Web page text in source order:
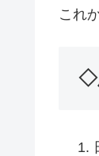
これ
◇